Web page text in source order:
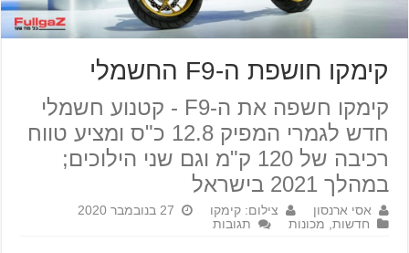
קימקו חושפת ה-F9 החשמלי
קימקו חשפה את ה-F9 - קטנוע חשמלי
חדש לגמרי המפיק 12.8 כ"ס ומציע טווח
רכיבה של 120 ק"מ וגם שני הילוכים;
במהלך 2021 בישראל
אסי ארנסון צילום: קימקו
27 בנובמבר 2020
חדשות מכונות תגובות